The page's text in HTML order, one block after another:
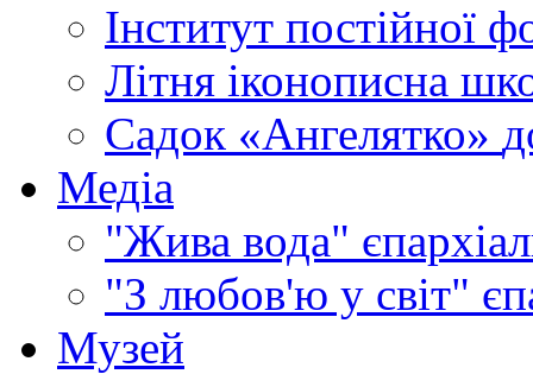
Інститут постійної
Літня іконописна
Садок «Ангелятко»
Медіа
"Жива вода"
"З любов'ю у світ"
Музей